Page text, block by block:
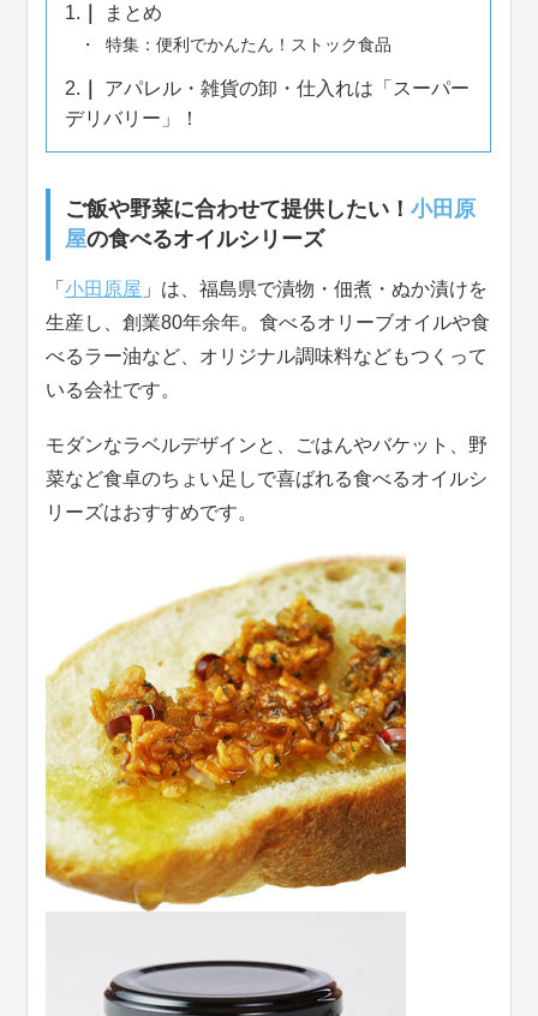
1. まとめ
特集：便利でかんたん！ストック食品
2.
アパレル・雑貨の卸・仕入れは「スーパー
デリバリー」！
ご飯や野菜に合わせて提供したい！小田原
屋の食べるオイルシリーズ
「小田原屋 」は、福島県で漬物・佃煮・ぬか漬けを
生産し、創業80年余年。食べるオリーブオイルや食
べるラー油など、オリジナル調味料などもつくって
いる会社です。
モダンなラベルデザインと、ごはんやバケット、野
菜など食卓のちょい足しで喜ばれる食べるオイルシ
リーズはおすすめです。